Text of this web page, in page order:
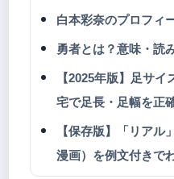
白本彩奈のプロフィ
勇者とは？意味・読
【2025年版】足サ
宅で足長・足幅を正
【保存版】「リア
漫画）を例文付きで